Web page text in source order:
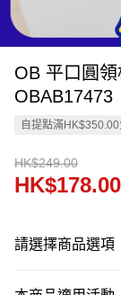
OB 平口圓
OBAB17473
自提點滿
HK$249.00
HK$178.00
請選擇商品選項